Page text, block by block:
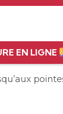
EN LIGNE